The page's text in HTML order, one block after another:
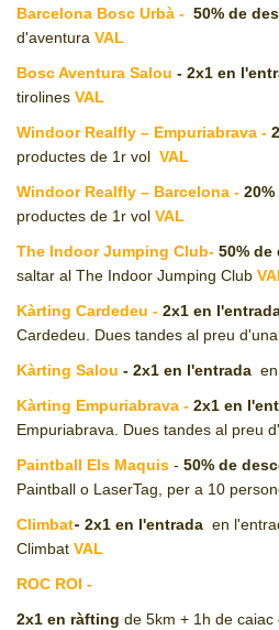
Barcelona Bosc Urbà - 50% de
d'aventura VAL
Bosc Aventura Salou - 2x1 en
tirolines VAL
Windoor Realfly – Empuriabrava -
productes de 1r vol VAL
Windoor Realfly – Barcelona - 20%
productes de 1r vol VAL
The Indoor Jumping Club- 50% de
saltar al The Indoor Jumping Club
Kàrting Cardedeu - 2x1 en
Cardedeu. Dues tandes al preu d'una
Kàrting Salou - 2x1 en l'entrada
Kàrting Empuriabrava - 2x1 en
Empuriabrava. Dues tandes al preu
Paintball Els Maquis - 50% de
Paintball o LaserTag, per a 10
Climbat- 2x1 en l'entrada en
Climbat VAL
ROC ROI -
2x1 en ràfting de 5km + 1h de